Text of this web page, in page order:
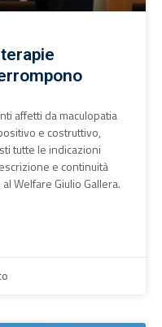
affetti da maculopatia
e costruttivo,
tutte le indicazioni
e continuità
Welfare Giulio Gallera.